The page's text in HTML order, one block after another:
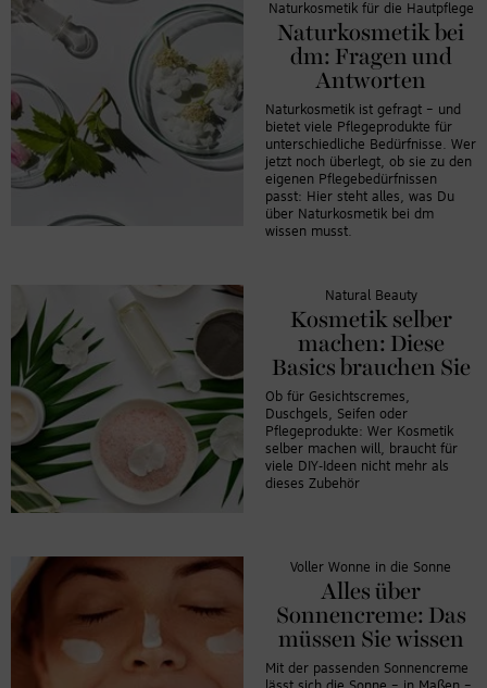
Naturkosmetik für die Hautpflege
Naturkosmetik bei
dm: Fragen und
Antworten
Naturkosmetik ist gefragt – und
bietet viele Pflegeprodukte für
unterschiedliche Bedürfnisse. Wer
jetzt noch überlegt, ob sie zu den
eigenen Pflegebedürfnissen
passt: Hier steht alles, was Du
über Naturkosmetik bei dm
wissen musst.
Natural Beauty
Kosmetik selber
machen: Diese
Basics brauchen Sie
Ob für Gesichtscremes,
Duschgels, Seifen oder
Pflegeprodukte: Wer Kosmetik
selber machen will, braucht für
viele DIY-Ideen nicht mehr als
dieses Zubehör
Voller Wonne in die Sonne
Alles über
Sonnencreme: Das
müssen Sie wissen
Mit der passenden Sonnencreme